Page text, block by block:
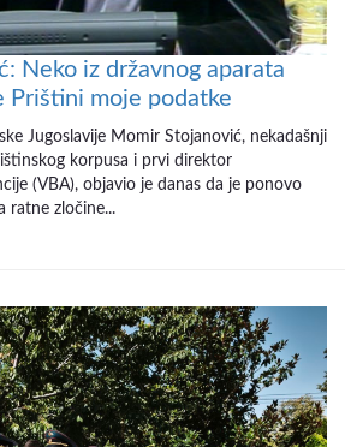
Neko iz državnog aparata
Prištini moje podatke
Jugoslavije Momir Stojanović, nekadašnji
korpusa i prvi direktor
(VBA), objavio je danas da je ponovo
ratne zločine...